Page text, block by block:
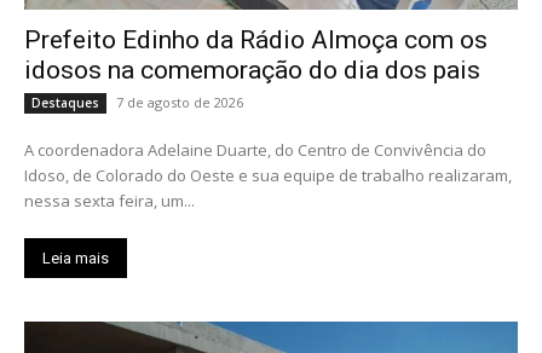
Prefeito Edinho da Rádio Almoça com os
idosos na comemoração do dia dos pais
Destaques 7 de agosto de 2026
A coordenadora Adelaine Duarte, do Centro de Convivência do
Idoso, de Colorado do Oeste e sua equipe de trabalho realizaram,
nessa sexta feira, um...
Leia mais